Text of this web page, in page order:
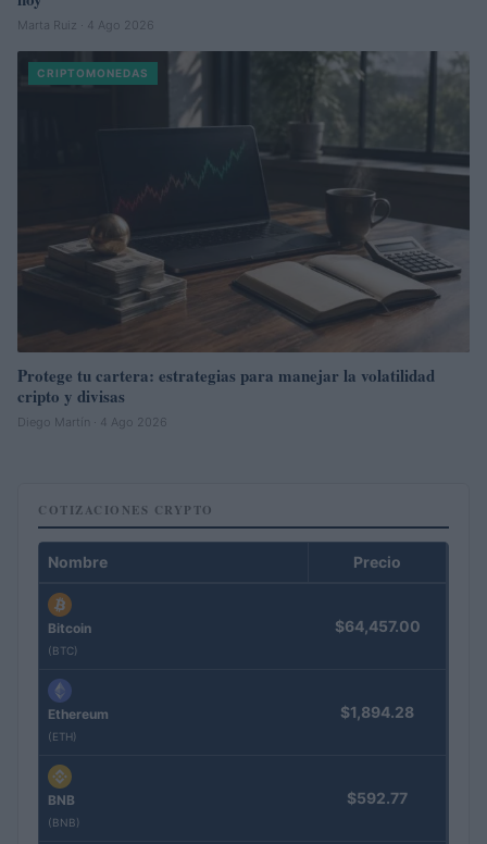
Marta Ruiz · 4 Ago 2026
CRIPTOMONEDAS
Protege tu cartera: estrategias para manejar la volatilidad
cripto y divisas
Diego Martín · 4 Ago 2026
COTIZACIONES CRYPTO
Nombre Precio
Bitcoin
(BTC)
$64,457.00
Ethereum
(ETH)
$1,894.28
BNB
(BNB)
$592.77